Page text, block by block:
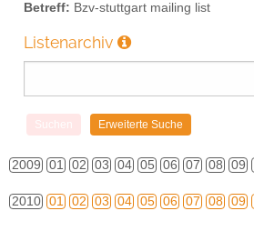
Betreff: Bzv-stuttgart mailing list
Listenarchiv
2009 01 02 03 04 05 06 07 08 09
2010 01 02 03 04 05 06 07 08 09